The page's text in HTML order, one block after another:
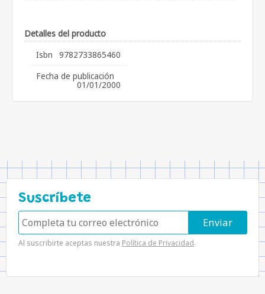
Detalles del producto
Isbn
9782733865460
Fecha de publicación
01/01/2000
Suscríbete
Al suscribirte aceptas nuestra Política de Privacidad.